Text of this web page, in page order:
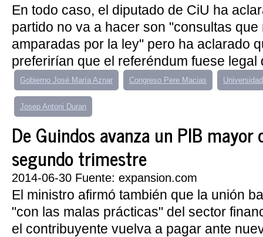
En todo caso, el diputado de CiU ha
partido no va a hacer son "consultas que
amparadas por la ley" pero ha aclarado
preferirían que el referéndum fuese legal
Gobierno José María Aznar Congreso Pere Macias
Josep Antoni Duran
De Guindos avanza un PIB mayor
segundo trimestre
2014-06-30 Fuente: expansion.com
El ministro afirmó también que la unión
"con las malas prácticas" del sector
el contribuyente vuelva a pagar ante